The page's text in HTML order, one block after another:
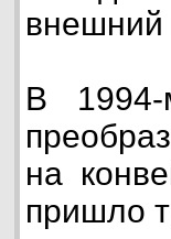
внешний
В 1994-
на
пришло